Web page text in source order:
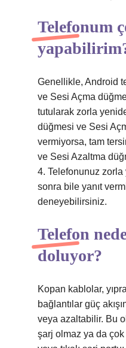
Telefonum
Genellikle, Android
ve Sesi Açma
tutularak zorla
düğmesi ve Sesi
vermiyorsa, tam
ve Sesi Azaltma
4. Telefonunuz
sonra bile yanıt
deneyebilirsiniz.
Telefon
doluyor?
Kopan kablolar,
bağlantılar güç
veya azaltabilir. Bu
şarj olmaz ya da